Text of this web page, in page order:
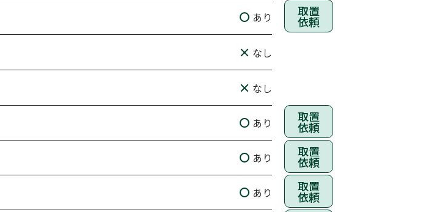
あり 取置
依頼
なし
なし
あり 取置
依頼
あり 取置
依頼
あり 取置
依頼